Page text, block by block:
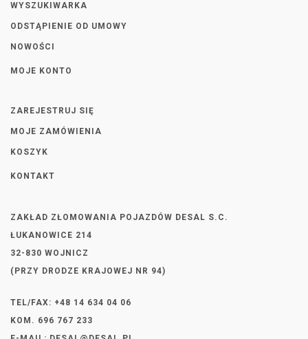
WYSZUKIWARKA
ODSTĄPIENIE OD UMOWY
NOWOŚCI
MOJE KONTO
ZAREJESTRUJ SIĘ
MOJE ZAMÓWIENIA
KOSZYK
KONTAKT
ZAKŁAD ZŁOMOWANIA POJAZDÓW DESAL S.C.
ŁUKANOWICE 214
32-830 WOJNICZ
(PRZY DRODZE KRAJOWEJ NR 94)
TEL/FAX: +48 14 634 04 06
KOM. 696 767 233